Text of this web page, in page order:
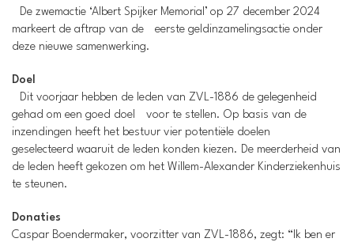
De zwemactie ‘Albert Spijker Memorial’ op 27 december 2024
markeert de aftrap van de eerste geldinzamelingsactie onder
deze nieuwe samenwerking.
Doel
Dit voorjaar hebben de leden van ZVL-1886 de gelegenheid
gehad om een goed doel voor te stellen. Op basis van de
inzendingen heeft het bestuur vier potentiële doelen
geselecteerd waaruit de leden konden kiezen. De meerderheid van
de leden heeft gekozen om het Willem-Alexander Kinderziekenhuis
te steunen.
Donaties
Caspar Boendermaker, voorzitter van ZVL-1886, zegt: “Ik ben er